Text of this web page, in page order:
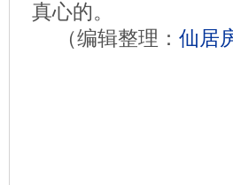
真心的。
（编辑整理： 仙居